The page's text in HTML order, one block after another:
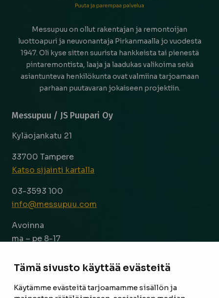
Tämä sivusto käyttää evästeitä
Käytämme evästeitä tarjoamamme sisällön ja
Messupuu on ollut rakentajan ja remontoijan
luottoapuri ja neuvonantaja Pirkanmaalla jo vuodesta
1947. Oli kyse sitten suurista hankkeista tai pienestä
pintaremontista, laaja ja laadukas valikoima sekä
asiantunteva henkilökunta ovat valmiina tarjoamaan
parhaan puutavaran jokaiseen projektiin.
Messupuu / JS Puupari Oy
Kyläojankatu 21
33700 Tampere
Katso sijainti kartalla
03-3593 100
info@messupuu.com
Avoinna
ma – pe 8-17